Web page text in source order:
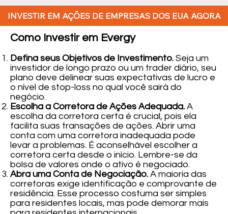
Como Investir em Evergy
Defina seus Objetivos de Investimento.Seja um
investidor de longo prazo ou um trader diário, seu
plano deve delinear suas expectativas de lucro e
o nível de stop-loss no qual você sairá do
negócio.
Escolha a Corretora de Ações Adequada.A
escolha da corretora certa é crucial, pois ela
facilita suas transações de ações. Abrir uma
conta com uma corretora inadequada pode
levar a problemas. É aconselhável escolher a
corretora certa desde o início. Lembre-se da
bolsa de valores onde o ativo é negociado.
Abra uma Conta de Negociação.A maioria das
corretoras exige identificação e comprovante de
residência. Esse processo costuma ser simples
para residentes locais, mas pode demorar mais
INVESTIR EM AÇÕES DE EMPRESAS DOS EUA AGORA